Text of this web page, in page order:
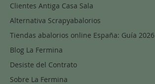
Clientes Antiga Casa Sala
Alternativa Scrapyabalorios
Tiendas abalorios online España: Guía 2026
Blog La Fermina
Desiste del Contrato
Sobre La Fermina